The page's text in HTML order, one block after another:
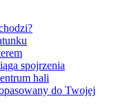
spojrzenia
hali
do Twojej